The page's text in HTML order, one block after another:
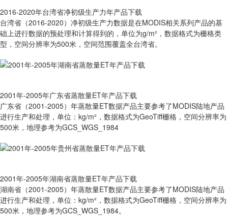
2016-2020年台湾省净初级生产力年产品下载
台湾省（2016-2020）净初级生产力数据是在MODIS相关系列产品的基
础上进行数据的预处理和计算得到的，单位为g/m²，数据格式为栅格类
型，空间分辨率为500米，空间范围覆盖全台湾省。
2001年-2005年广东省蒸散量ET年产品下载
广东省（2001-2005）年蒸散量ET数据产品主要参考了MODIS陆地产品
进行生产和处理，单位：kg/m²，数据格式为GeoTiff栅格，空间分辨率为
500米，地理参考为GCS_WGS_1984
2001年-2005年湖南省蒸散量ET年产品下载
湖南省（2001-2005）年蒸散量ET数据产品主要参考了MODIS陆地产品
进行生产和处理，单位：kg/m²，数据格式为GeoTiff栅格，空间分辨率为
500米，地理参考为GCS_WGS_1984。